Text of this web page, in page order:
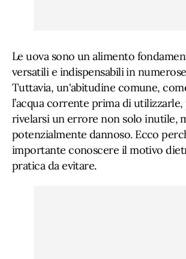
Le uova sono un alimento
versatili e indispensabili in
Tuttavia, un'abitudine comune,
l’acqua corrente prima di
rivelarsi un errore non solo inutile,
potenzialmente dannoso. Ecco
importante conoscere il motivo
pratica da evitare.